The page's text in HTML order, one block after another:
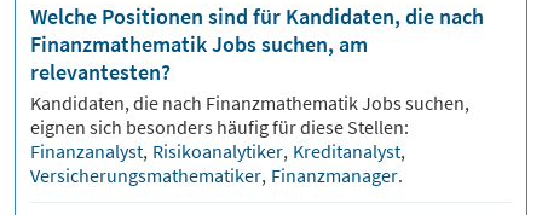
Welche Positionen sind für Kandidaten, die nach
Finanzmathematik Jobs suchen, am
relevantesten?
Kandidaten, die nach Finanzmathematik Jobs suchen,
eignen sich besonders häufig für diese Stellen:
Finanzanalyst, Risikoanalytiker, Kreditanalyst,
Versicherungsmathematiker, Finanzmanager.